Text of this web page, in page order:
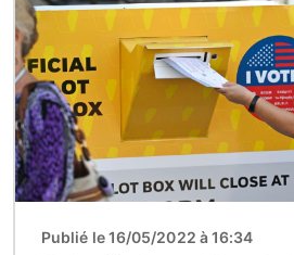
Publié le 16/05/2022 à 16:34